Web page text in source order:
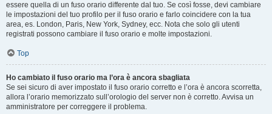
essere quella di un fuso orario differente dal tuo. Se così fosse, devi cambiare
le impostazioni del tuo profilo per il fuso orario e farlo coincidere con la tua
area, es. London, Paris, New York, Sydney, ecc. Nota che solo gli utenti
registrati possono cambiare il fuso orario e molte impostazioni.
Top
Ho cambiato il fuso orario ma l’ora è ancora sbagliata
Se sei sicuro di aver impostato il fuso orario corretto e l’ora è ancora scorretta,
allora l’orario memorizzato sull’orologio del server non è corretto. Avvisa un
amministratore per correggere il problema.